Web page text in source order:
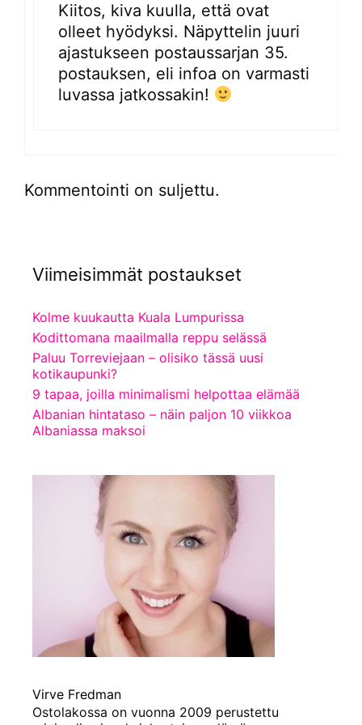
Kiitos, kiva kuulla, että ovat
olleet hyödyksi. Näpyttelin juuri
ajastukseen postaussarjan 35.
postauksen, eli infoa on varmasti
luvassa jatkossakin!
Kommentointi on suljettu.
Viimeisimmät postaukset
Kolme kuukautta Kuala Lumpurissa
Kodittomana maailmalla reppu selässä
Paluu Torreviejaan – olisiko tässä uusi
kotikaupunki?
9 tapaa, joilla minimalismi helpottaa elämää
Albanian hintataso – näin paljon 10 viikkoa
Albaniassa maksoi
Virve Fredman
Ostolakossa on vuonna 2009 perustettu